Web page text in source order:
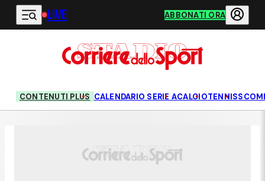
Vai al contenuto principale
LIVE ABBONATI ORA
CONTENUTI PLUS CALENDARIO SERIE ACALCIOTENNIS